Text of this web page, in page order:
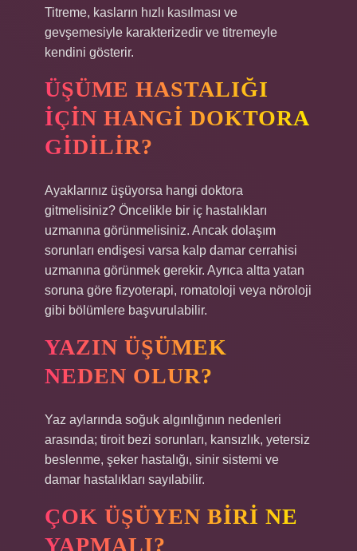
Titreme, kasların hızlı kasılması ve
gevşemesiyle karakterizedir ve titremeyle
kendini gösterir.
ÜŞÜME HASTALIĞI
IÇIN HANGI DOKTORA
GIDILIR?
Ayaklarınız üşüyorsa hangi doktora
gitmelisiniz? Öncelikle bir iç hastalıkları
uzmanına görünmelisiniz. Ancak dolaşım
sorunları endişesi varsa kalp damar cerrahisi
uzmanına görünmek gerekir. Ayrıca altta yatan
soruna göre fizyoterapi, romatoloji veya nöroloji
gibi bölümlere başvurulabilir.
YAZIN ÜŞÜMEK
NEDEN OLUR?
Yaz aylarında soğuk algınlığının nedenleri
arasında; tiroit bezi sorunları, kansızlık, yetersiz
beslenme, şeker hastalığı, sinir sistemi ve
damar hastalıkları sayılabilir.
ÇOK ÜŞÜYEN BIRI NE
YAPMALI?